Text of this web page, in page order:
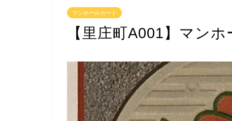
マンホールカード
【里庄町A001】マン